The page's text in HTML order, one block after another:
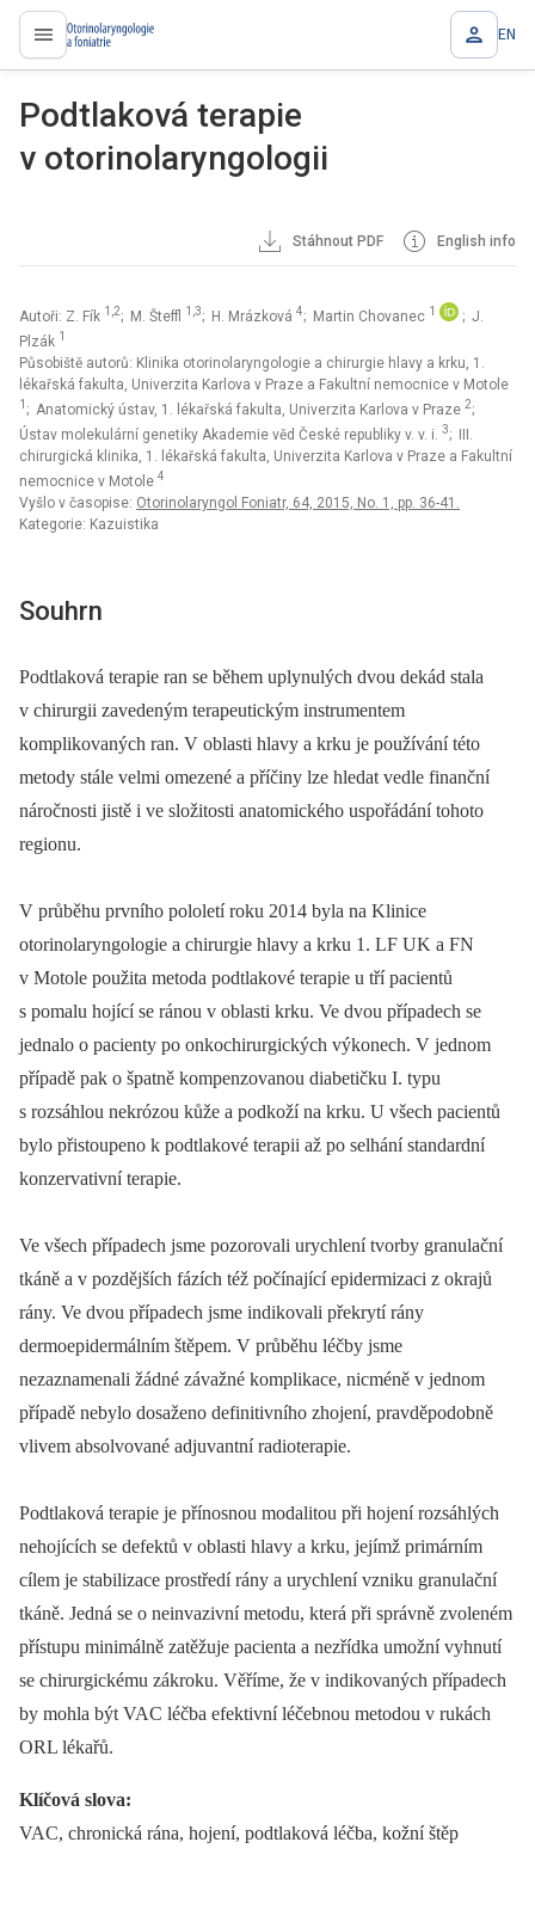
proLékaře.cz EN
Podtlaková terapie
v otorinolaryngologii
Stáhnout PDF English info
Autoři: Z. Fík 1,2; M. Šteffl 1,3; H. Mrázková 4; Martin Chovanec 1
; J.
Plzák 1
Působiště autorů: Klinika otorinolaryngologie a chirurgie hlavy a krku, 1.
lékařská fakulta, Univerzita Karlova v Praze a Fakultní nemocnice v Motole
1 ; Anatomický ústav, 1. lékařská fakulta, Univerzita Karlova v Praze 2;
Ústav molekulární genetiky Akademie věd České republiky v. v. i. 3; III.
chirurgická klinika, 1. lékařská fakulta, Univerzita Karlova v Praze a Fakultní
nemocnice v Motole 4
Vyšlo v časopise: Otorinolaryngol Foniatr, 64, 2015, No. 1, pp. 36-41.
Kategorie: Kazuistika
Souhrn
Podtlaková terapie ran se během uplynulých dvou dekád stala
v chirurgii zavedeným terapeutickým instrumentem
komplikovaných ran. V oblasti hlavy a krku je používání této
metody stále velmi omezené a příčiny lze hledat vedle finanční
náročnosti jistě i ve složitosti anatomického uspořádání tohoto
regionu.
V průběhu prvního pololetí roku 2014 byla na Klinice
otorinolaryngologie a chirurgie hlavy a krku 1. LF UK a FN
v Motole použita metoda podtlakové terapie u tří pacientů
s pomalu hojící se ránou v oblasti krku. Ve dvou případech se
jednalo o pacienty po onkochirurgických výkonech. V jednom
případě pak o špatně kompenzovanou diabetičku I. typu
s rozsáhlou nekrózou kůže a podkoží na krku. U všech pacientů
bylo přistoupeno k podtlakové terapii až po selhání standardní
konzervativní terapie.
Ve všech případech jsme pozorovali urychlení tvorby granulační
tkáně a v pozdějších fázích též počínající epidermizaci z okrajů
rány. Ve dvou případech jsme indikovali překrytí rány
dermoepidermálním štěpem. V průběhu léčby jsme
nezaznamenali žádné závažné komplikace, nicméně v jednom
případě nebylo dosaženo definitivního zhojení, pravděpodobně
vlivem absolvované adjuvantní radioterapie.
Podtlaková terapie je přínosnou modalitou při hojení rozsáhlých
nehojících se defektů v oblasti hlavy a krku, jejímž primárním
cílem je stabilizace prostředí rány a urychlení vzniku granulační
tkáně. Jedná se o neinvazivní metodu, která při správně zvoleném
přístupu minimálně zatěžuje pacienta a nezřídka umožní vyhnutí
se chirurgickému zákroku. Věříme, že v indikovaných případech
by mohla být VAC léčba efektivní léčebnou metodou v rukách
ORL lékařů.
Klíčová slova:
VAC, chronická rána, hojení, podtlaková léčba, kožní štěp